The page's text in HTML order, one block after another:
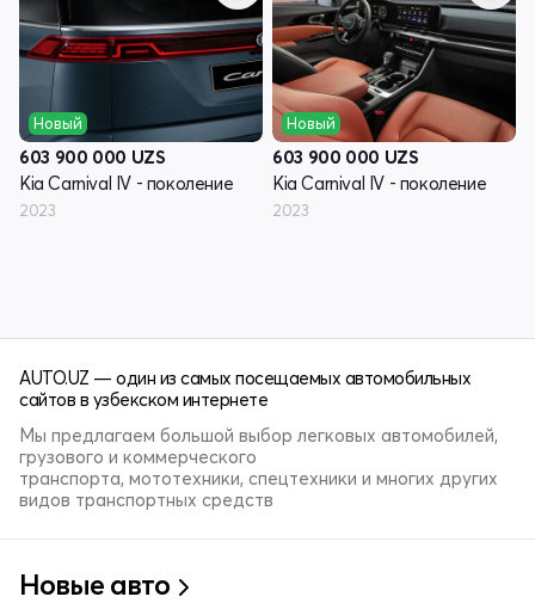
Новый
603 900 000 UZS
Kia Carnival IV - поколение
2023
Новый
603 900 000 UZS
Kia Carnival IV - поколение
2023
AUTO.UZ — один из самых посещаемых автомобильных
сайтов в узбекском интернете
Мы предлагаем большой выбор легковых автомобилей,
грузового и коммерческого
транспорта, мототехники, спецтехники и многих других
видов транспортных средств
Новые авто